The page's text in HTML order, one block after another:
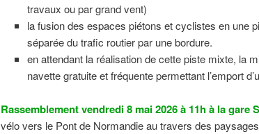
travaux ou par grand vent)
la fusion des espaces piétons et cyclistes en une
séparée du trafic routier par une bordure.
en attendant la réalisation de cette piste mixte, la
navette gratuite et fréquente permettant l’emport
Rassemblement vendredi 8 mai 2026 à 11h à la gare
vélo vers le Pont de Normandie au travers des